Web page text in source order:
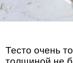
Тесто очень